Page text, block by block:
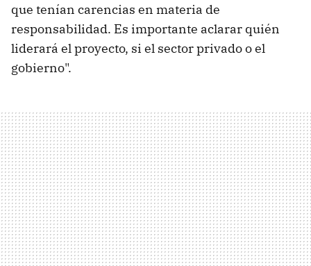
que tenían carencias en materia de
responsabilidad. Es importante aclarar quién
liderará el proyecto, si el sector privado o el
gobierno".